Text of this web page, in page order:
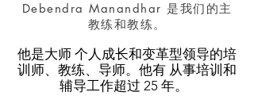
Debendra Manandhar 是我们的主
教练和教练。
他是大师 个人成长和变革型领导的培
训师、教练、导师。他有 从事培训和
辅导工作超过 25 年。